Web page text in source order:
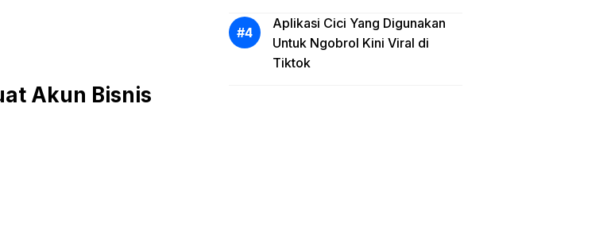
Akun Bisnis
Aplikasi Cici Yang Digunakan
Untuk Ngobrol Kini Viral di
Tiktok